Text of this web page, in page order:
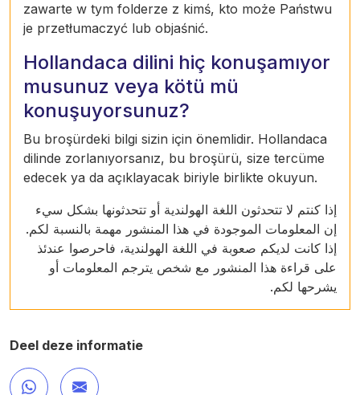
zawarte w tym folderze z kimś, kto może Państwu
je przetłumaczyć lub objaśnić.
Hollandaca dilini hiç konuşamıyor
musunuz veya kötü mü
konuşuyorsunuz?
Bu broşürdeki bilgi sizin için önemlidir. Hollandaca
dilinde zorlanıyorsanız, bu broşürü, size tercüme
edecek ya da açıklayacak biriyle birlikte okuyun.
إذا كنتم لا تتحدثون اللغة الهولندية أو تتحدثونها بشكل سيء
إن المعلومات الموجودة في هذا المنشور مهمة بالنسبة لكم.
إذا كانت لديكم صعوبة في اللغة الهولندية، فاحرصوا عندئذ
على قراءة هذا المنشور مع شخص يترجم المعلومات أو
يشرحها لكم.
Deel deze informatie